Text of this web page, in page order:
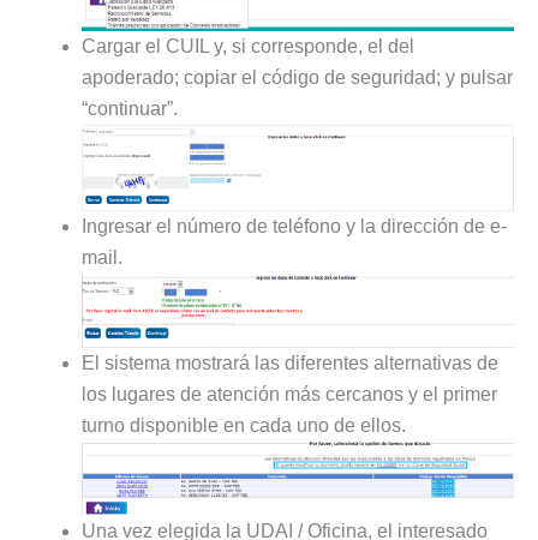
Cargar el CUIL y, si corresponde, el del
apoderado; copiar el código de seguridad; y pulsar
“continuar”.
Ingresar el número de teléfono y la dirección de e-
mail.
El sistema mostrará las diferentes alternativas de
los lugares de atención más cercanos y el primer
turno disponible en cada uno de ellos.
Una vez elegida la UDAI / Oficina, el interesado